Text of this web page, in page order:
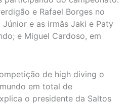
e Rafael Borges no
e as irmãs Jaki e Paty
e Miguel Cardoso, em
de high diving o
em total de
o presidente da Saltos